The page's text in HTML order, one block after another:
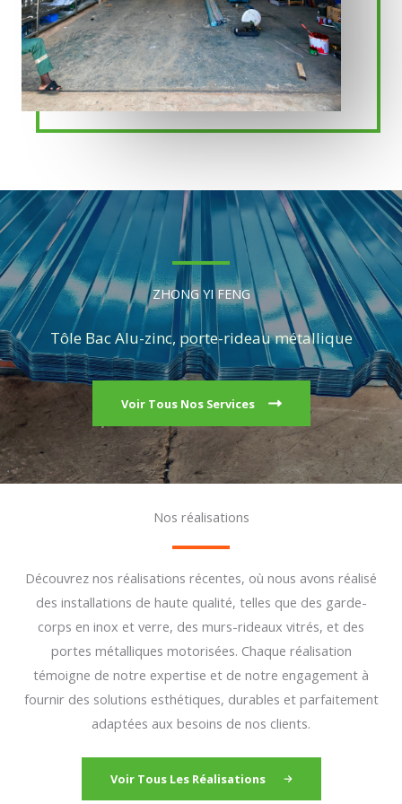
ZHONG YI FENG
Tôle Bac Alu-zinc, porte-rideau métallique
Voir Tous Nos Services
Nos réalisations
Découvrez nos réalisations récentes, où nous avons réalisé
des installations de haute qualité, telles que des garde-
corps en inox et verre, des murs-rideaux vitrés, et des
portes métalliques motorisées. Chaque réalisation
témoigne de notre expertise et de notre engagement à
fournir des solutions esthétiques, durables et parfaitement
adaptées aux besoins de nos clients.
Voir Tous Les Réalisations